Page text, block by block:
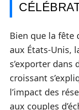
Bien que la fête
aux États-Unis,
s’exporter dans
croissant
l’impact des
aux couples